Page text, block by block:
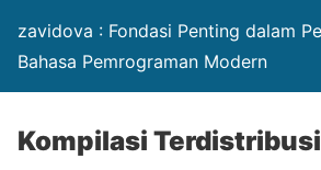
zavidova : Fondasi Penting dalam
Bahasa Pemrograman Modern
Kompilasi